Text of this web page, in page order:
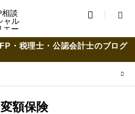

FP・税理士・公認会計士のブログ
変額保険